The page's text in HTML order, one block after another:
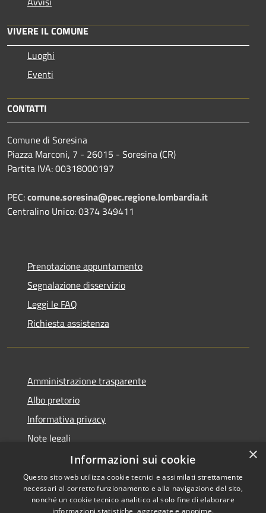
VIVERE IL COMUNE
Luoghi
Eventi
CONTATTI
Comune di Soresina
Piazza Marconi, 7 - 26015 - Soresina (CR)
Partita IVA: 00318000197
PEC:comune.soresina@pec.regione.lombardia.it
Centralino Unico: 0374 349411
Prenotazione appuntamento
Segnalazione disservizio
Leggi le FAQ
Richiesta assistenza
Amministrazione trasparente
Albo pretorio
Informativa privacy
Note legali
Dichiarazione di accessibilità
×
Informazioni sui cookie
Questo sito web utilizza cookie tecnici e assimilati strettamente
necessari al corretto funzionamento e alla navigazione del sito,
nonché un cookie tecnico analitico al solo fine di elaborare
informazioni statistiche, aggregate e anonime.